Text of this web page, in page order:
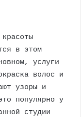
в этом
услуги
волос и
узоры и
популярно у
студии